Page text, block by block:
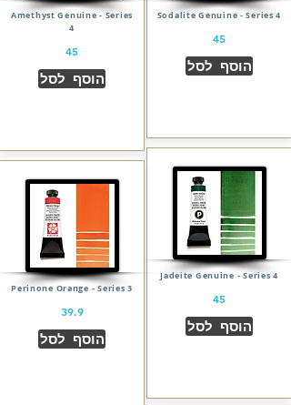
Sodalite Genuine - Series 4
45
הוסף לסל
Jadeite Genuine - Series 4
45
הוסף לסל
Amethyst Genuine - Series
4
45
הוסף לסל
Perinone Orange - Series 3
39.9
הוסף לסל